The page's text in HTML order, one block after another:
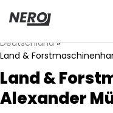
Deutschland»
Land &
Land &
Alexander